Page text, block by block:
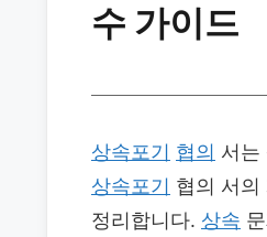
수 가이드
상속포기 협의 서는
상속포기 협의 서의
정리합니다. 상속